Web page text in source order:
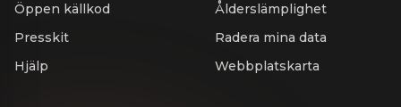
Öppen källkod
Presskit
Hjälp
Ålderslämplighet
Radera mina data
Webbplatskarta